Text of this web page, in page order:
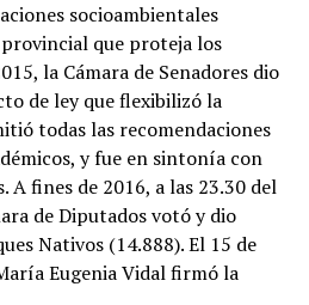
socioambientales
que proteja los
la Cámara de Senadores dio
de ley que flexibilizó la
todas las recomendaciones
y fue en sintonía con
A fines de 2016, a las 23.30 del
de Diputados votó y dio
Nativos (14.888). El 15 de
Eugenia Vidal firmó la